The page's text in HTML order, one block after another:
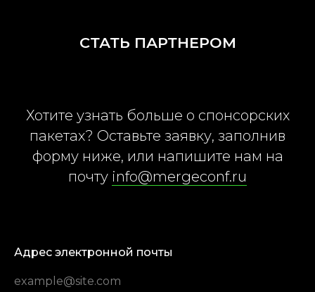
СТАТЬ ПАРТНЕРОМ
Хотите узнать больше о спонсорских
пакетах? Оставьте заявку, заполнив
форму ниже, или напишите нам на
почту info@mergeconf.ru
Адрес электронной почты